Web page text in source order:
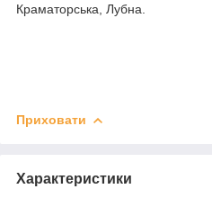
Краматорська, Лубна.
Приховати
Характеристики